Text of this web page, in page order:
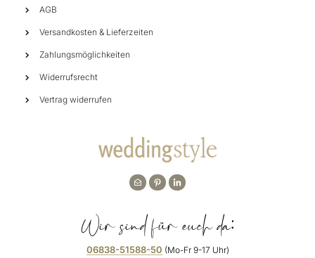
AGB
Versandkosten & Lieferzeiten
Zahlungsmöglichkeiten
Widerrufsrecht
Vertrag widerrufen
Wir sind für euch da:
06838-51588-50 (Mo-Fr 9-17 Uhr)